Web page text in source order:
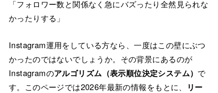
「フォロワー数と関係なく急にバズったり全然見られな
かったりする」
Instagram運用をしている方なら、一度はこの壁にぶつ
かったのではないでしょうか。その背景にあるのが
Instagramのアルゴリズム（表示順位決定システム） で
す。このページでは2026年最新の情報をもとに、
リー